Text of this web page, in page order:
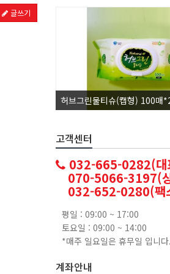
글쓰기
허브그린물티슈(캡형) 100매
고객센터
032-665-0282(대
070-5066-3197(
032-652-0280(팩
평일 : 09:00 ~ 17:00
토요일 : 09:00 ~ 14:00
*매주 일요일은 휴무일 입니다.
계좌안내